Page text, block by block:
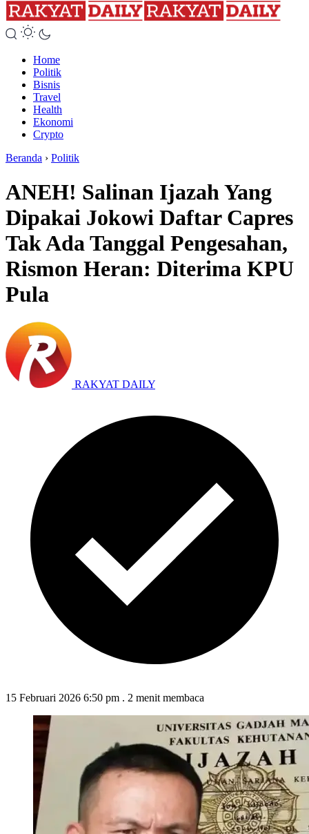
Home
Politik
Bisnis
Travel
Health
Ekonomi
Crypto
Beranda › Politik
ANEH! Salinan Ijazah Yang
Dipakai Jokowi Daftar Capres
Tak Ada Tanggal Pengesahan,
Rismon Heran: Diterima KPU
Pula
RAKYAT DAILY
15 Februari 2026 6:50 pm . 2 menit membaca